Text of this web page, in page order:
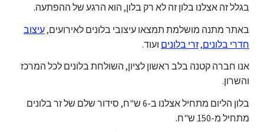
בגלל זה אצלנו בלון זה לא רק בלון, הוא הרגע של ההפתעה.
באתר מתנה מושלמת תמצאו עיצובי בלונים לאירועים,עיצוב
חדרי בלונים,זרי בלונים ועוד.
אנו חברה קטנה בלב ראשון לציון, השולחת בלונים לכל המרכז
והשרון.
בלון הליום מתחיל אצלנו ב-6 ש"ח, סידור שלם של זר בלונים
מתחיל מ-150 ש"ח.